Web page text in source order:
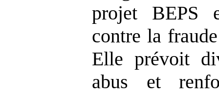
projet BEPS
contre la
Elle prévoit
abus et